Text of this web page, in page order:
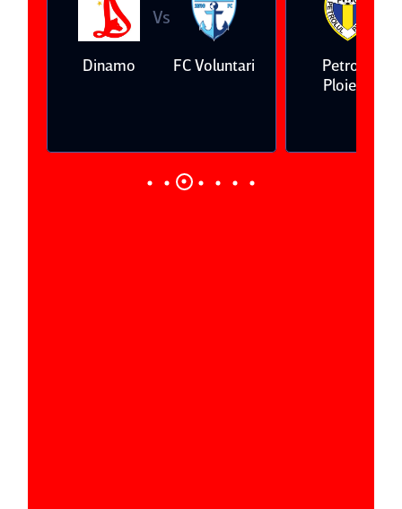
Petrolul
Vs
Oţelul Galaţi
Universitatea
Craiova